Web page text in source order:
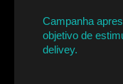
Campanha
objetivo de
delivey.